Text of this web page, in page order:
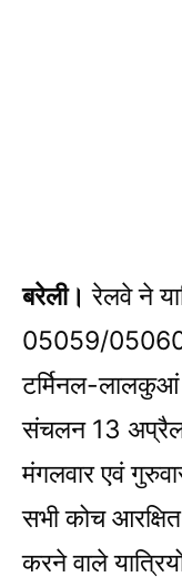
बरेली। रेलवे ने
05059/
टर्मिनल-लालकुआं
संचलन 13
मंगलवार एवं
सभी कोच
करने वाले